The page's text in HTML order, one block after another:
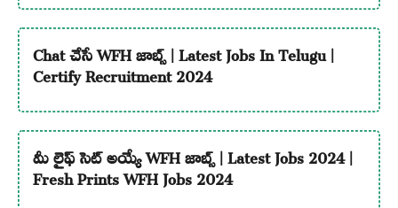
Chat చేసే WFH జాబ్స్ | Latest Jobs In Telugu |
Certify Recruitment 2024
మీ లైఫ్ సెట్ అయ్యే WFH జాబ్స్ | Latest Jobs 2024 |
Fresh Prints WFH Jobs 2024